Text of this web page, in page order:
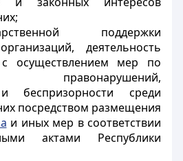
поддержки
деятельность
с осуществлением мер по
правонарушений,
беспризорности среди
посредством размещения
и иных мер в соответствии
актами Республики